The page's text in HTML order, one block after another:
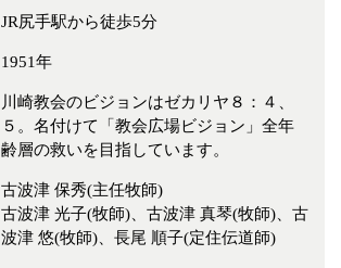
JR尻手駅から徒歩5分
1951年
川崎教会のビジョンはゼカリヤ８：４、
５。名付けて「教会広場ビジョン」全年
齢層の救いを目指しています。
古波津 保秀(主任牧師)
古波津 光子(牧師)、古波津 真琴(牧師)、古
波津 悠(牧師)、長尾 順子(定住伝道師)